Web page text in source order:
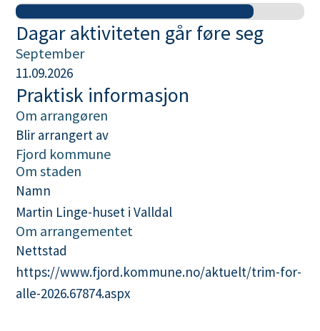
Dagar aktiviteten går føre seg
September
11.09.2026
Praktisk informasjon
Om arrangøren
Blir arrangert av
Fjord kommune
Om staden
Namn
Martin Linge-huset i Valldal
Om arrangementet
Nettstad
https://www.fjord.kommune.no/aktuelt/trim-for-
alle-2026.67874.aspx